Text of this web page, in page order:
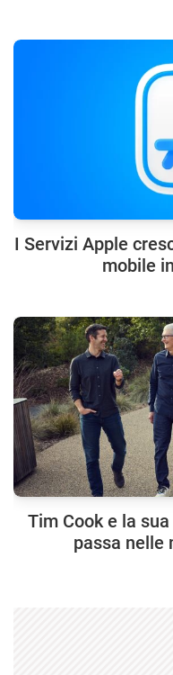
I Servizi Apple
mobile
Tim Cook e la
passa nelle